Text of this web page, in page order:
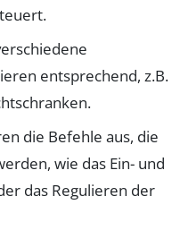
entsprechend, z.B.
die Befehle aus, die
wie das Ein- und
das Regulieren der